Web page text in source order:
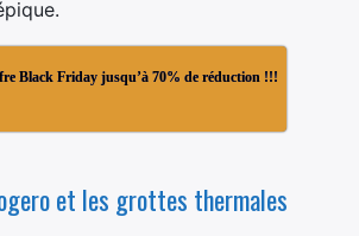
Black Friday jusqu’à 70% de réduction !!!
et les grottes thermales